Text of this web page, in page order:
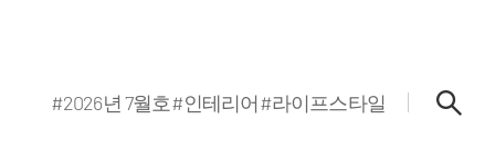
#2026년 7월호#인테리어#라이프스타일